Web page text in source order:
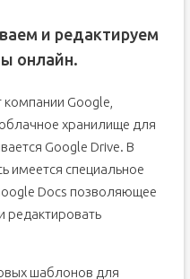
и редактируем
онлайн.
Google,
хранилище для
Google Drive. В
имеется специальное
Docs позволяющее
редактировать
шаблонов для